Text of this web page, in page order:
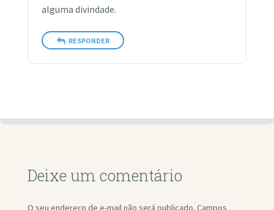
alguma divindade.
RESPONDER
Deixe um comentário
O seu endereço de e-mail não será publicado. Campos